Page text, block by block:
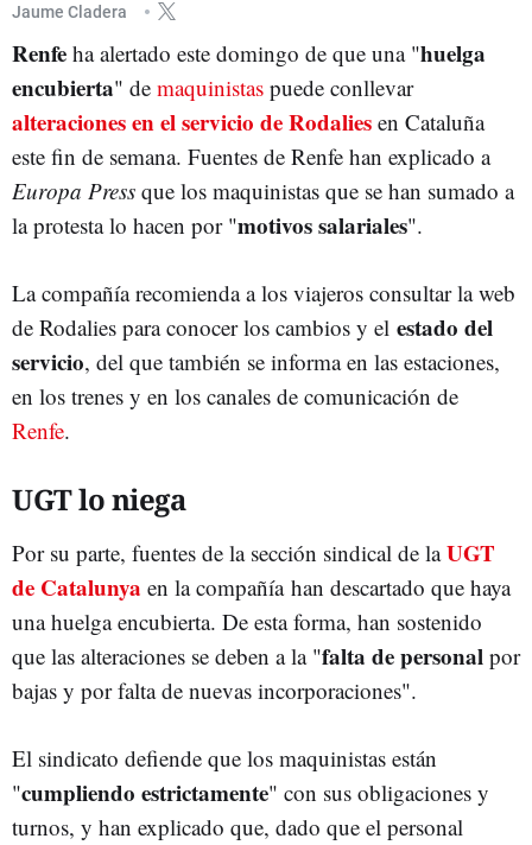
Jaume Cladera
Renfe ha alertado este domingo de que una "huelga
encubierta" de maquinistas puede conllevar
alteraciones en el servicio de Rodalies en Cataluña
este fin de semana. Fuentes de Renfe han explicado a
Europa Press que los maquinistas que se han sumado a
la protesta lo hacen por "motivos salariales".
La compañía recomienda a los viajeros consultar la web
de Rodalies para conocer los cambios y el estado del
servicio, del que también se informa en las estaciones,
en los trenes y en los canales de comunicación de
Renfe.
UGT lo niega
Por su parte, fuentes de la sección sindical de laUGT
de Catalunya en la compañía han descartado que haya
una huelga encubierta. De esta forma, han sostenido
que las alteraciones se deben a la "falta de personal por
bajas y por falta de nuevas incorporaciones".
El sindicato defiende que los maquinistas están
"cumpliendo estrictamente" con sus obligaciones y
turnos, y han explicado que, dado que el personal